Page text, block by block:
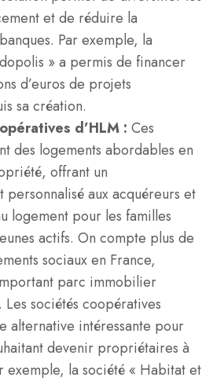
et de réduire la
Par exemple, la
» a permis de financer
d’euros de projets
sa création.
d’HLM : Ces
des logements abordables en
offrant un
personnalisé aux acquéreurs et
logement pour les familles
actifs. On compte plus de
sociaux en France,
parc immobilier
sociétés coopératives
alternative intéressante pour
devenir propriétaires à
exemple, la société « Habitat et